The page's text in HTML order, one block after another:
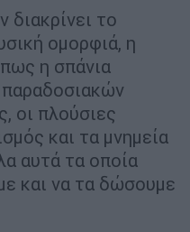
το
ομορφιά, η
η σπάνια
οι πλούσιες
και τα μνημεία
αυτά τα οποία
και να τα δώσουμε